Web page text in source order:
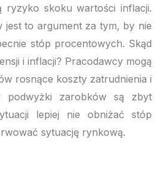
ryzyko skoku wartości inflacji.
jest to argument za tym, by nie
stóp procentowych. Skąd
i inflacji? Pracodawcy mogą
rosnące koszty zatrudnienia i
podwyżki zarobków są zbyt
lepiej nie obniżać stóp
sytuację rynkową.